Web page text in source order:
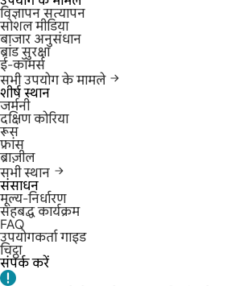
विज्ञापन सत्यापन
सोशल मीडिया
बाजार अनुसंधान
ब्रांड सुरक्षा
ई-कॉमर्स
सभी उपयोग के मामले
शीर्ष स्थान
जर्मनी
दक्षिण कोरिया
रूस
फ्रांस
ब्राज़ील
सभी स्थान
संसाधन
मूल्य-निर्धारण
सहबद्ध कार्यक्रम
FAQ
उपयोगकर्ता गाइड
चिट्ठा
संपर्क करें